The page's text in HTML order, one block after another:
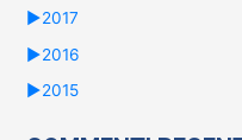
►2017
►2016
►2015